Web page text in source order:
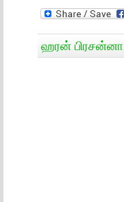
ஹரன் பிரசன்னா